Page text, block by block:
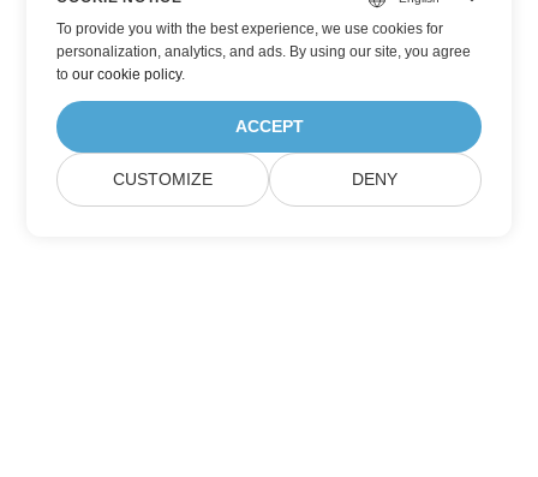
To provide you with the best experience, we use cookies for
personalization, analytics, and ads. By using our site, you agree
toour cookie policy.
ACCEPT
CUSTOMIZE DENY